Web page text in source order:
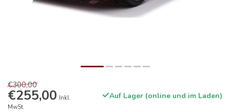
€300,00
€255,00 Inkl.
MwSt.
Auf Lager (online und im Laden)